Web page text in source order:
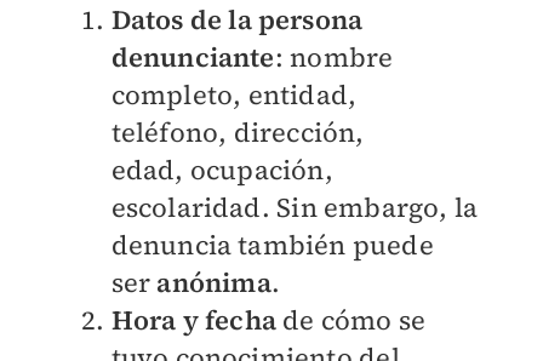
Datos de la persona
denunciante:nombre
completo, entidad,
teléfono, dirección,
edad, ocupación,
escolaridad. Sin embargo, la
denuncia también puede
ser anónima.
Hora y fechade cómo se